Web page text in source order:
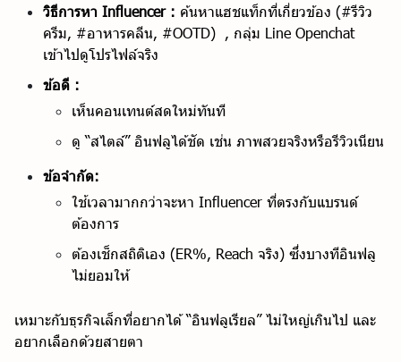
วิธีการหา Influencer : ค้นหาแฮชแท็กที่เกี่ยวข้อง (#รีวิว
ครีม, #อาหารคลีน, #OOTD) , กลุ่ม Line Openchat
เข้าไปดูโปรไฟล์จริง
ข้อดี :
เห็นคอนเทนต์สดใหม่ทันที
ดู “สไตล์” อินฟลูได้ชัด เช่น ภาพสวยจริงหรือรีวิวเนียน
ข้อจำกัด:
ใช้เวลามากกว่าจะหา Influencer ที่ตรงกับแบรนด์
ต้องการ
ต้องเช็กสถิติเอง (ER%, Reach จริง) ซึ่งบางทีอินฟลู
ไม่ยอมให้
เหมาะกับธุรกิจเล็กที่อยากได้ “อินฟลูเรียล” ไม่ใหญ่เกินไป และ
อยากเลือกด้วยสายตา